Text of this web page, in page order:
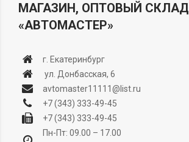
МАГАЗИН, ОПТОВЫЙ СКЛАД
«АВТОМАСТЕР»
г. Екатеринбург
ул. Донбасская, 6
avtomaster11111@list.ru
+7 (343) 333-49-45
+7 (343) 333-49-45
Пн-Пт: 09.00 – 17.00